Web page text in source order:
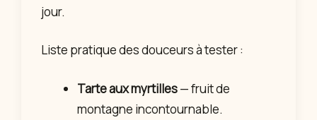
jour.
Liste pratique des douceurs à tester :
Tarte aux myrtilles— fruit de
montagne incontournable.